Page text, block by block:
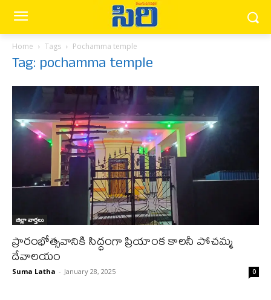
Home Tags Pochamma temple
Tag: pochamma temple
జిల్లా వార్త‌లు
ప్రారంభోత్సవానికి సిద్ధంగా ప్రియాంక కాలనీ పోచమ్మ
దేవాలయం
Suma Latha - January 28, 2025 0